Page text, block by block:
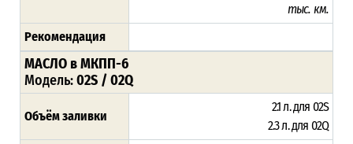
тыс. км.
Рекомендация
МАСЛО в МКПП-6
Модель:02S / 02Q
Объём заливки
2.1 л. для 02S
2.3 л. для 02Q